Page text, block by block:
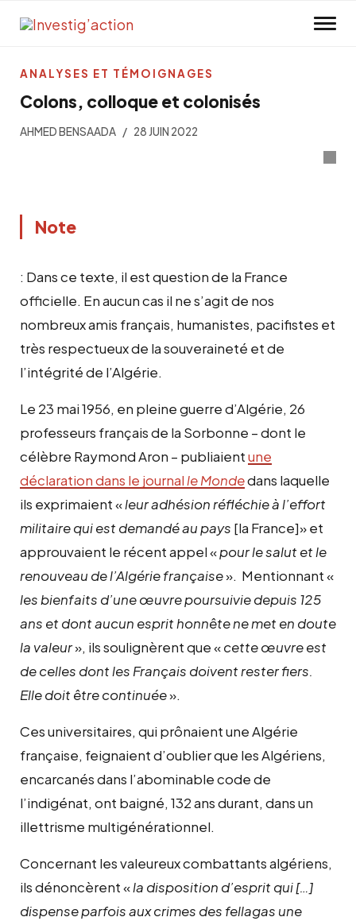
Colons, colloque et colonisés
AHMED BENSAADA 28 JUIN 2022
Note
: Dans ce texte, il est question de la France
officielle. En aucun cas il ne s’agit de nos
nombreux amis français, humanistes, pacifistes et
très respectueux de la souveraineté et de
l’intégrité de l’Algérie.
Le 23 mai 1956, en pleine guerre d’Algérie, 26
professeurs français de la Sorbonne – dont le
célèbre Raymond Aron – publiaientune
déclaration dans le journal le Mondedans laquelle
ils exprimaient «leur adhésion réfléchie à l’effort
militaire qui est demandé au pays [la France]» et
approuvaient le récent appel «pour le salut et le
renouveau de l’Algérie française». Mentionnant «
les bienfaits d’une œuvre poursuivie depuis 125
ans et dont aucun esprit honnête ne met en doute
la valeur», ils soulignèrent que «cette œuvre est
de celles dont les Français doivent rester fiers.
Elle doit être continuée».
Ces universitaires, qui prônaient une Algérie
française, feignaient d’oublier que les Algériens,
encarcanés dans l’abominable code de
l’indigénat, ont baigné, 132 ans durant, dans un
illettrisme multigénérationnel.
Concernant les valeureux combattants algériens,
ils dénoncèrent «la disposition d’esprit qui […]
dispense parfois aux crimes des fellagas une
ANALYSES ET TÉMOIGNAGES